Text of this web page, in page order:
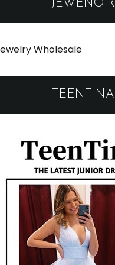
JEWENOIR
Wholesale
TEENTINA